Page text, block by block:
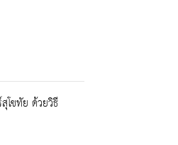
โขทัย ด้วยวิธี